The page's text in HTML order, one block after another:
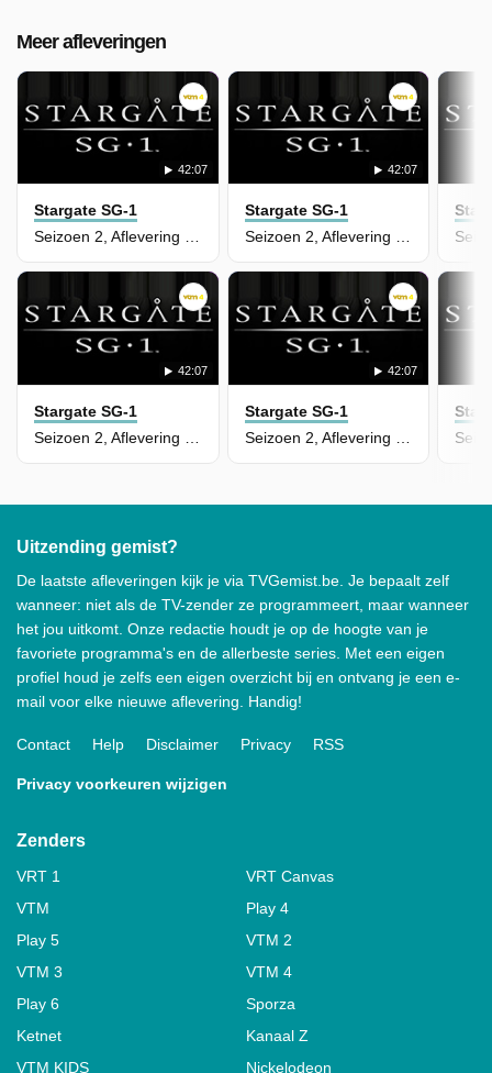
Meer afleveringen
42:07
Stargate SG-1
Seizoen 2, Aflevering 2 - In The Line of Duty
42:07
Stargate SG-1
Seizoen 2, Aflevering 3 - Prisoners
42:07
Stargate SG-1
42:07
Stargate SG-1
Uitzending gemist?
De laatste afleveringen kijk je via TVGemist.be. Je bepaalt zelf
wanneer: niet als de TV-zender ze programmeert, maar wanneer
het jou uitkomt. Onze redactie houdt je op de hoogte van je
favoriete programma's en de allerbeste series. Met een eigen
profiel houd je zelfs een eigen overzicht bij en ontvang je een e-
mail voor elke nieuwe aflevering. Handig!
Contact Help Disclaimer Privacy RSS
Privacy voorkeuren wijzigen
Zenders
VRT 1
VRT Canvas
VTM
Play 4
Play 5
VTM 2
VTM 3
VTM 4
Play 6
Sporza
Ketnet
Kanaal Z
VTM KIDS
Nickelodeon